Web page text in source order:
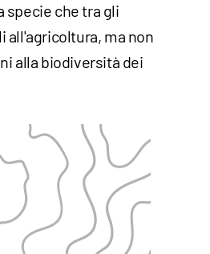
specie che tra gli
all'agricoltura, ma non
alla biodiversità dei